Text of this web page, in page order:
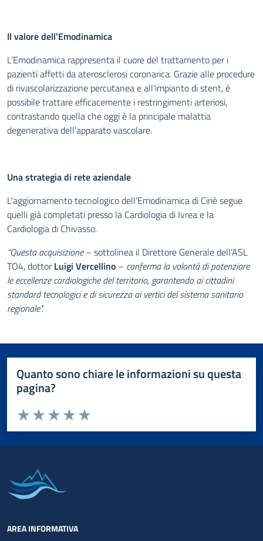
Il valore dell'Emodinamica
L’Emodinamica rappresenta il cuore del trattamento per i
pazienti affetti da aterosclerosi coronarica. Grazie alle procedure
di rivascolarizzazione percutanea e all'impianto di stent, è
possibile trattare efficacemente i restringimenti arteriosi,
contrastando quella che oggi è la principale malattia
degenerativa dell’apparato vascolare.
Una strategia di rete aziendale
L'aggiornamento tecnologico dell’Emodinamica di Ciriè segue
quelli già completati presso la Cardiologia di Ivrea e la
Cardiologia di Chivasso.
“Questa acquisizione– sottolinea il Direttore Generale dell’ASL
TO4, dottorLuigi Vercellino – conferma la volontà di potenziare
le eccellenze cardiologiche del territorio, garantendo ai cittadini
standard tecnologici e di sicurezza ai vertici del sistema sanitario
regionale".
Quanto sono chiare le informazioni su questa
pagina?
Valuta da 1 a 5 stelle la pagina
Valuta 5 stelle su 5
Valuta 4 stelle su 5
Valuta 3 stelle su 5
Valuta 2 stelle su 5
Valuta 1 stelle su 5
AREA INFORMATIVA